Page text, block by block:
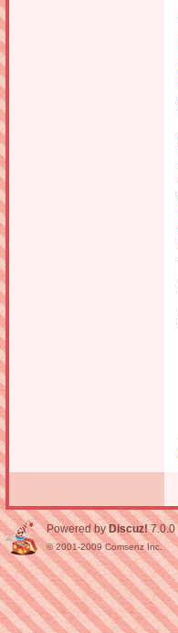
Powered by Discuz! 7.0.0
© 2001-2009Comsenz Inc.